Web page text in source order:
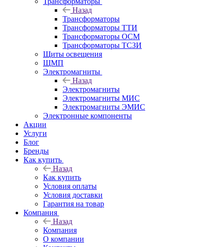
Назад
Трансформаторы
Трансформаторы ТТИ
Трансформаторы ОСМ
Трансформаторы ТСЗИ
Щиты освещения
ЩМП
Электромагниты
Назад
Электромагниты
Электромагниты МИС
Электромагниты ЭМИС
Электронные компоненты
Акции
Услуги
Блог
Бренды
Как купить
Назад
Как купить
Условия оплаты
Условия доставки
Гарантия на товар
Компания
Назад
Компания
О компании